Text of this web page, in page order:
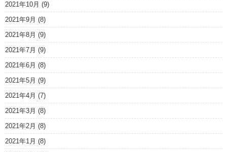
2021年10月 (9)
2021年9月 (8)
2021年8月 (9)
2021年7月 (9)
2021年6月 (8)
2021年5月 (9)
2021年4月 (7)
2021年3月 (8)
2021年2月 (8)
2021年1月 (8)